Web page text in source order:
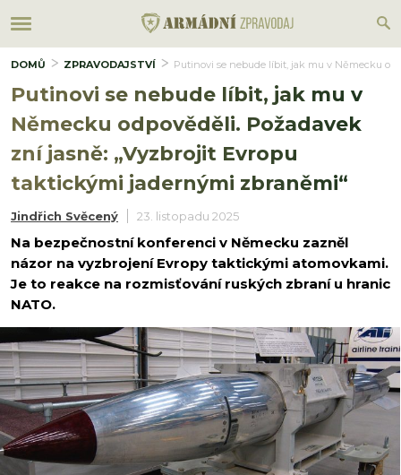
DOMŮ ZPRAVODAJSTVÍ Putinovi se nebude líbit, jak mu v Německu
Putinovi se nebude líbit, jak mu v
Německu odpověděli. Požadavek
zní jasně: „Vyzbrojit Evropu
taktickými jadernými zbraněmi“
Jindřich Svěcený 23. listopadu 2025
Na bezpečnostní konferenci v Německu zazněl
názor na vyzbrojení Evropy taktickými atomovkami.
Je to reakce na rozmisťování ruských zbraní u hranic
NATO.